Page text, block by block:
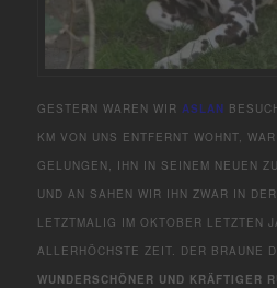
GESTERN WAREN WIRASLAN
KM VON UNS ENTFERNT WOHNT,
GELUNGEN, IHN IN SEINEM NEUEN
UND AN SAHEN WIR IHN ZWAR IN DER
LETZTMALIG IM OKTOBER LETZTEN
ALLERHÖCHSTE ZEIT. DER BRAUNE
WUNDERSCHÖNER UND KRÄFTIGER